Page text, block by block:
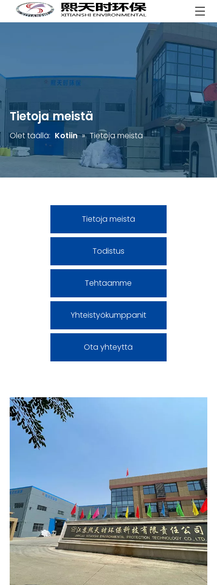
Tietoja meistä
Olet täällä: Kotiin » Tietoja meistä
Tietoja meistä
Todistus
Tehtaamme
Yhteistyökumppanit
Ota yhteyttä